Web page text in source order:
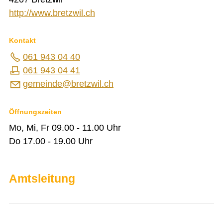
Mitarbeiter Gemeinde Bretzwil
Photovoltaikanlage
Sömmerungsbetrieb Stierenberg
Strafregisterauszug
Zivilstandsamt
BILDUNG
KULTUR UND FREIZEIT
ENTSORGUNG UND UMWELT
http://www.bretzwil.ch
Kontakt
061 943 04 40
061 943 04 41
g m nd br tzw ch
Öffnungszeiten
Mo, Mi, Fr 09.00 - 11.00 Uhr
Do 17.00 - 19.00 Uhr
Amtsleitung